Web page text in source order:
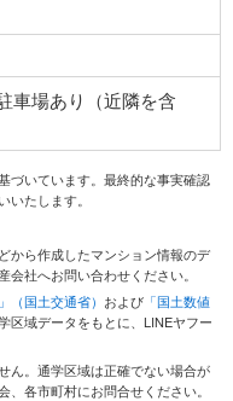
車場あり（近隣を含
づいています。最終的な事実確認
たします。
から作成したマンション情報のデ
社へお問い合わせください。
（国土交通省） および 「国土数値
区域データをもとに、LINEヤフー
ん。通学区域は正確でない場合が
各市町村にお問合せください。